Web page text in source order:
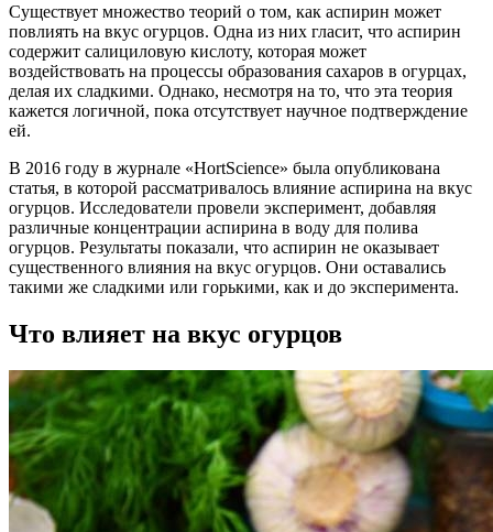
Существует множество теорий о том, как аспирин может
повлиять на вкус огурцов. Одна из них гласит, что аспирин
содержит салициловую кислоту, которая может
воздействовать на процессы образования сахаров в огурцах,
делая их сладкими. Однако, несмотря на то, что эта теория
кажется логичной, пока отсутствует научное подтверждение
ей.
В 2016 году в журнале «HortScience» была опубликована
статья, в которой рассматривалось влияние аспирина на вкус
огурцов. Исследователи провели эксперимент, добавляя
различные концентрации аспирина в воду для полива
огурцов. Результаты показали, что аспирин не оказывает
существенного влияния на вкус огурцов. Они оставались
такими же сладкими или горькими, как и до эксперимента.
Что влияет на вкус огурцов